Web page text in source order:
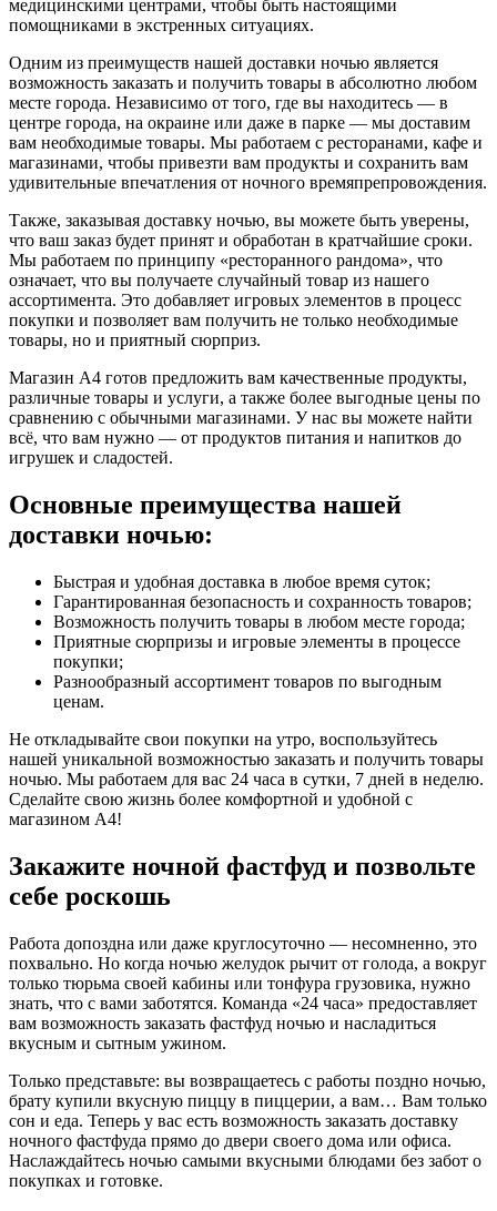
медицинскими центрами, чтобы быть настоящими
помощниками в экстренных ситуациях.
Одним из преимуществ нашей доставки ночью является
возможность заказать и получить товары в абсолютно любом
месте города. Независимо от того, где вы находитесь — в
центре города, на окраине или даже в парке — мы доставим
вам необходимые товары. Мы работаем с ресторанами, кафе и
магазинами, чтобы привезти вам продукты и сохранить вам
удивительные впечатления от ночного времяпрепровождения.
Также, заказывая доставку ночью, вы можете быть уверены,
что ваш заказ будет принят и обработан в кратчайшие сроки.
Мы работаем по принципу «ресторанного рандома», что
означает, что вы получаете случайный товар из нашего
ассортимента. Это добавляет игровых элементов в процесс
покупки и позволяет вам получить не только необходимые
товары, но и приятный сюрприз.
Магазин А4 готов предложить вам качественные продукты,
различные товары и услуги, а также более выгодные цены по
сравнению с обычными магазинами. У нас вы можете найти
всё, что вам нужно — от продуктов питания и напитков до
игрушек и сладостей.
Основные преимущества нашей
доставки ночью:
Быстрая и удобная доставка в любое время суток;
Гарантированная безопасность и сохранность товаров;
Возможность получить товары в любом месте города;
Приятные сюрпризы и игровые элементы в процессе
покупки;
Разнообразный ассортимент товаров по выгодным
ценам.
Не откладывайте свои покупки на утро, воспользуйтесь
нашей уникальной возможностью заказать и получить товары
ночью. Мы работаем для вас 24 часа в сутки, 7 дней в неделю.
Сделайте свою жизнь более комфортной и удобной с
магазином А4!
Закажите ночной фастфуд и позвольте
себе роскошь
Работа допоздна или даже круглосуточно — несомненно, это
похвально. Но когда ночью желудок рычит от голода, а вокруг
только тюрьма своей кабины или тонфура грузовика, нужно
знать, что с вами заботятся. Команда «24 часа» предоставляет
вам возможность заказать фастфуд ночью и насладиться
вкусным и сытным ужином.
Только представьте: вы возвращаетесь с работы поздно ночью,
брату купили вкусную пиццу в пиццерии, а вам… Вам только
сон и еда. Теперь у вас есть возможность заказать доставку
ночного фастфуда прямо до двери своего дома или офиса.
Наслаждайтесь ночью самыми вкусными блюдами без забот о
покупках и готовке.